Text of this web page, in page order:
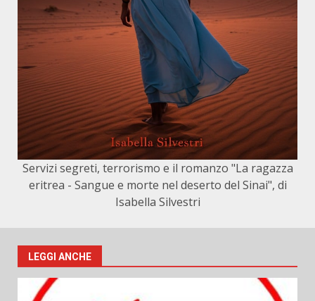
Servizi segreti, terrorismo e il romanzo "La ragazza
eritrea - Sangue e morte nel deserto del Sinai", di
Isabella Silvestri
LEGGI ANCHE